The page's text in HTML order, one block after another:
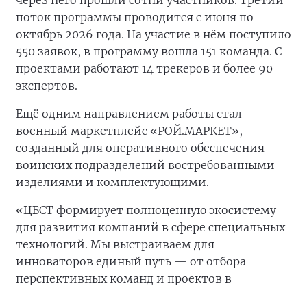
поток программы проводится с июня по
октябрь 2026 года. На участие в нём поступило
550 заявок, в программу вошла 151 команда. С
проектами работают 14 трекеров и более 90
экспертов.
Ещё одним направлением работы стал
военный маркетплейс «РОЙ.МАРКЕТ»,
созданный для оперативного обеспечения
воинских подразделений востребованными
изделиями и комплектующими.
«ЦБСТ формирует полноценную экосистему
для развития компаний в сфере специальных
технологий. Мы выстраиваем для
инноваторов единый путь — от отбора
перспективных команд и проектов в